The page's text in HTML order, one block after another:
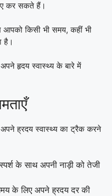
कर सकते हैं।
आपको किसी भी समय, कहीं भी
है।
हृदय स्वास्थ्य के बारे में
अपने ह्रदय स्वास्थ्य का ट्रैक करने
के साथ अपनी नाड़ी को तेजी
के लिए अपने ह्रदय दर की